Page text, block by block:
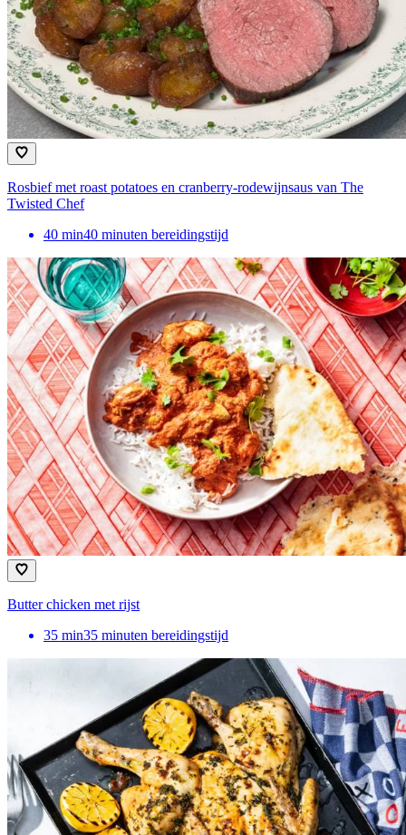
Rosbief met roast potatoes en cranberry-rodewijnsaus van The
Twisted Chef
40 min40 minuten bereidingstijd
Butter chicken met rijst
35 min35 minuten bereidingstijd